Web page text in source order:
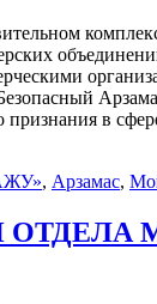
в
, Арзамас,
ОТДЕЛА